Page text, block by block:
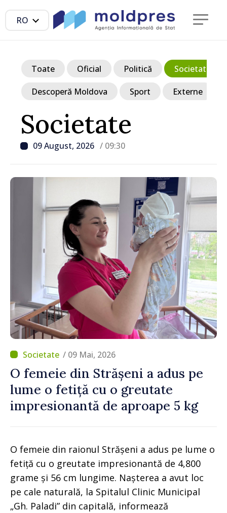
RO
Societate
09 August, 2026 / 09:30
Toate Oficial Politică Societate
Descoperă Moldova Sport Externe
/ 09 Mai, 2026
O femeie din Strășeni a adus pe
lume o fetiță cu o greutate
impresionantă de aproape 5 kg
O femeie din raionul Strășeni a adus pe lume o
fetiță cu o greutate impresionantă de 4,800
grame și 56 cm lungime. Nașterea a avut loc
pe cale naturală, la Spitalul Clinic Municipal
„Gh. Paladi” din capitală, informează